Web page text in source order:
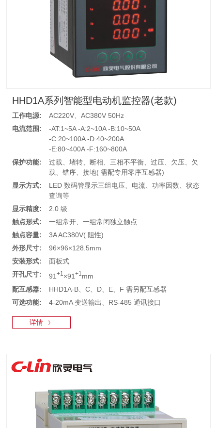
HHD1A系列智能型电动机监控器(老款)
工作电源:
AC220V、AC380V 50Hz
电流范围:
-AT:1~5A -A:2~10A -B:10~50A
-C:20~100A -D:40~200A
-E:80~400A -F:160~800A
保护功能:
过载、堵转、断相、三相不平衡、过压、欠压、欠
载、错序、接地( 需配专用零序互感器)
显示方式:
LED 数码管显示三组电压、电流、功率因数、状态
查询等
显示精度:
2.0 级
触点形式:
一组常开、一组常闭独立触点
触点容量:
3A AC380V( 阻性)
外形尺寸:
96×96×128.5mm
安装形式:
面板式
开孔尺寸:
91 +1 ×91 +1 mm
配互感器:
HHD1A-B、C、D、E、F 需另配互感器
可选功能:
4-20mA 变送输出、RS-485 通讯接口
详情 》